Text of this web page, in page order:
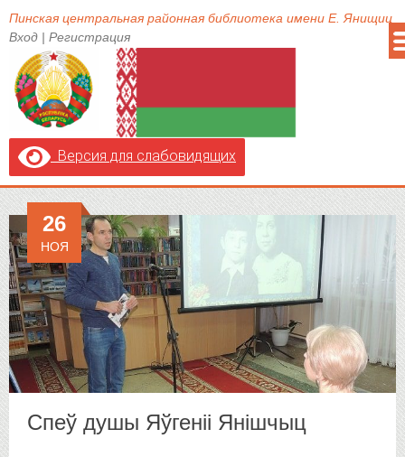
Пинская центральная районная библиотека имени Е. Янищиц
Вход | Регистрация
Версия для слабовидящих
Спеў душы Яўгеніі Янішчыц
26
НОЯ